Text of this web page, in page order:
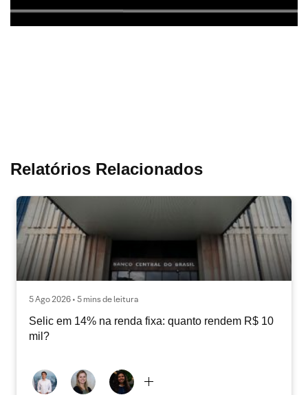
Relatórios Relacionados
5 Ago 2026 • 5 mins de leitura
Selic em 14% na renda fixa: quanto rendem R$ 10
mil?